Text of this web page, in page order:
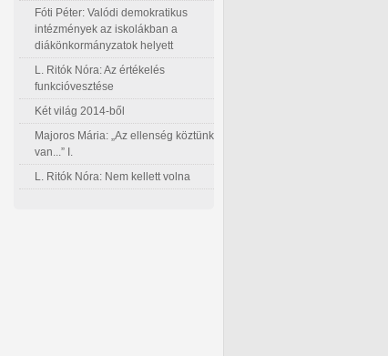
Fóti Péter: Valódi demokratikus
intézmények az iskolákban a
diákönkormányzatok helyett
L. Ritók Nóra: Az értékelés
funkcióvesztése
Két világ 2014-ből
Majoros Mária: „Az ellenség köztünk
van...” I.
L. Ritók Nóra: Nem kellett volna